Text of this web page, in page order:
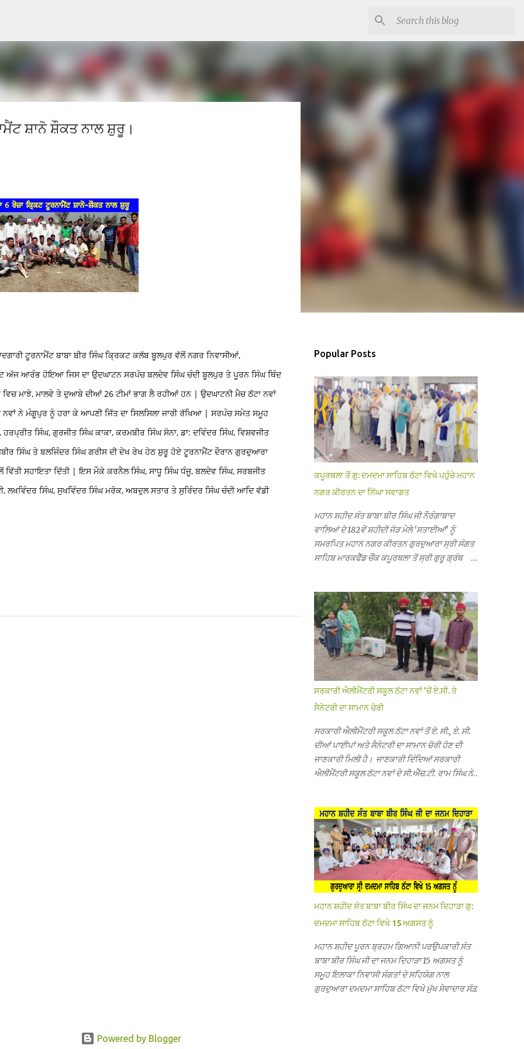
ਸ਼ਾਨੋ ਸ਼ੌਕਤ ਨਾਲ ਸ਼ੁਰੂ।
ਟੂਰਨਾਮੈਂਟ ਬਾਬਾ ਬੀਰ ਸਿੰਘ ਕ੍ਰਿਕਟ ਕਲੱਬ ਬੂਲਪੁਰ ਵੱਲੋਂ ਨਗਰ ਨਿਵਾਸੀਆਂ,
ਅੱਜ ਆਰੰਭ ਹੋਇਆ ਜਿਸ ਦਾ ਉਦਘਾਟਨ ਸਰਪੰਚ ਬਲਦੇਵ ਸਿੰਘ ਚੰਦੀ ਬੂਲਪੁਰ ਤੇ ਪੂਰਨ ਸਿੰਘ ਥਿੰਦ
ਮਾਝੇ, ਮਾਲਵੇ ਤੇ ਦੁਆਬੇ ਦੀਆਂ 26 ਟੀਮਾਂ ਭਾਗ ਲੈ ਰਹੀਆਂ ਹਨ | ਉਦਘਾਟਨੀ ਮੈਚ ਠੱਟਾ ਨਵਾਂ
ਨੇ ਮੰਗੂਪੁਰ ਨੂੰ ਹਰਾ ਕੇ ਆਪਣੀ ਜਿੱਤ ਦਾ ਸਿਲਸਿਲਾ ਜਾਰੀ ਰੱਖਿਆ | ਸਰਪੰਚ ਸਮੇਤ ਸਮੂਹ
ਸਿੰਘ, ਗੁਰਜੀਤ ਸਿੰਘ ਕਾਕਾ, ਕਰਮਬੀਰ ਸਿੰਘ ਸੋਨਾ, ਡਾ: ਦਵਿੰਦਰ ਸਿੰਘ, ਵਿਸ਼ਵਜੀਤ
ਸਿੰਘ ਤੇ ਬਲਜਿੰਦਰ ਸਿੰਘ ਗਰੀਸ ਦੀ ਦੇਖ ਰੇਖ ਹੇਠ ਸ਼ੁਰੂ ਹੋਏ ਟੂਰਨਾਮੈਂਟ ਦੌਰਾਨ ਗੁਰਦੁਆਰਾ
ਸਹਾਇਤਾ ਦਿੱਤੀ | ਇਸ ਮੌਕੇ ਕਰਨੈਲ ਸਿੰਘ, ਸਾਧੂ ਸਿੰਘ ਧੰਜੂ, ਬਲਦੇਵ ਸਿੰਘ, ਸਰਬਜੀਤ
ਸਿੰਘ, ਸੁਖਵਿੰਦਰ ਸਿੰਘ ਮਰੋਕ, ਅਬਦੁਲ ਸਤਾਰ ਤੇ ਸੁਰਿੰਦਰ ਸਿੰਘ ਚੰਦੀ ਆਦਿ ਵੱਡੀ
Popular Posts
ਕਪੂਰਥਲਾ ਤੋਂ ਗੁ: ਦਮਦਮਾ ਸਾਹਿਬ ਠੱਟਾ ਵਿਖੇ ਪਹੁੰਚੇ ਮਹਾਨ
ਨਗਰ ਕੀਰਤਨ ਦਾ ਨਿੱਘਾ ਸਵਾਗਤ
ਮਹਾਨ ਸ਼ਹੀਦ ਸੰਤ ਬਾਬਾ ਬੀਰ ਸਿੰਘ ਜੀ ਨੌਰੰਗਾਬਾਦ
ਵਾਲਿਆਂ ਦੇ 182ਵੇਂ ਸ਼ਹੀਦੀ ਜੋੜ ਮੇਲੇ 'ਸਤਾਈਆਂ' ਨੂੰ
ਸਮਰਪਿਤ ਮਹਾਨ ਨਗਰ ਕੀਰਤਨ ਗੁਰਦੁਆਰਾ ਸ੍ਰੀ ਸੰਗਤ
ਸਾਹਿਬ ਮਾਰਕਫੈੱਡ ਚੌਂਕ ਕਪੂਰਥਲਾ ਤੋਂ ਸ੍ਰੀ ਗੁਰੂ ਗ੍ਰੰਥ
ਭਗਤਪੁਰ, ਭਗਵਾਨਪੁਰ, ਝੁੱਗੀਆਂ ਗੁਲਾਮ, ਮਜਾਦਪੁਰ,
ਕੁੱਲੀਆਂ, ਰੱਤਾ ਨੌ ਅਬਾਦ, ਕੋਲੀਆਂਵਾਲ, ਅੱਡਾ ਸਾਬੂਵਾਲ,
ਦਰੀਏਵਾਲ, ਟੋਡਰਵਾਲ, ਨਵਾਂ ਠੱਟਾ, ਪੁਰਾਣਾ ਠੱਟਾ ਤੋਂ ਹੁੰਦਾ
ਹੋਇਆ ਗੁਰਦੁਆਰਾ ਸ੍ਰੀ ਦਮਦਮਾ ਸਾਹਿਬ ਠੱਟਾ ਵਿਖੇ
ਪਹੁੰਚਿਆ। ਨਗਰ ਕੀਰਤਨ ਦੇ ਗੁਰਦੁਆਰਾ ਸ੍ਰੀ ਦਮਦਮਾ
ਸਾਹਿਬ ਠੱਟਾ ਵਿਖੇ ਪਹੁੰਚਣ ’ਤੇ ਮੁੱਖ ਸੇਵਾਦਾਰ ਸੰਤ ਬਾਬਾ
ਹਰਜੀਤ ਸਿੰਘ ਤੇ ਇਲਾਕੇ ਦੀਆਂ ਸੰਗਤਾਂ ਵੱਲੋਂ ਜੈਕਾਰਿਆਂ ਦੀ
ਗੂੰਜ ਵਿਚ ਨਿੱਘਾ ਸਵਾਗਤ ਕੀਤਾ ਗਿਆ। ਗੁਰਦੁਆਰਾ ਸ੍ਰੀ
ਦਮਦਮਾ ਸਾਹਿਬ ਠੱਟਾ ਵਿਖੇ ਨਗਰ ਕੀਰਤਨ ਦੇ ਸਮਾਪਤੀ ਦੀ
ਅਰਦਾਸ ਹੋਈ। ਇਸ ਮੌਕੇ ਪੰਜ ਪਿਆਰੇ ਸਾਹਿਬਾਨ ਤੇ ਨਗਰ
ਕੀਰਤਨ ਦੇ ਪ੍ਰਬੰਧਕਾਂ ਦਾ ਗੁਰਦੁਆਰਾ ਦਮਦਮਾ ਸਾਹਿਬ
ਠੱਟਾ ਦੇ ਮੁੱਖ ਸੇਵਾਦਾਰ ਸੰਤ ਬਾਬਾ ਹਰਜੀਤ ਸਿੰਘ ਵੱਲੋਂ
ਸਿਰੋਪਾਓ ਦੇ ਕੇ ਵਿਸ਼ੇਸ਼ ਤੌਰ ’ਤੇ ਸਨਮਾਨ ਕੀਤਾ ਗਿਆ।
ਨਿੱਘਾ ਸਵਾਗਤ ਕੀਤਾ ਗਿਆ ਤੇ ਨਗਰ ਕੀਰਤਨ ਦੀਆਂ ਸ...
ਸਰਕਾਰੀ ਐਲੀਮੈਂਟਰੀ ਸਕੂਲ ਠੱਟਾ ਨਵਾਂ ’ਚੋਂ ਏ.ਸੀ. ਤੇ
ਸੈਨੇਟਰੀ ਦਾ ਸਾਮਾਨ ਚੋਰੀ
ਸਰਕਾਰੀ ਐਲੀਮੈਂਟਰੀ ਸਕੂਲ ਠੱਟਾ ਨਵਾਂ ਤੋਂ ਏ. ਸੀ., ਏ. ਸੀ.
ਦੀਆਂ ਪਾਈਪਾਂ ਅਤੇ ਸੈਨੇਟਰੀ ਦਾ ਸਾਮਾਨ ਚੋਰੀ ਹੋਣ ਦੀ
ਜਾਣਕਾਰੀ ਮਿਲੀ ਹੈ। ਜਾਣਕਾਰੀ ਦਿੰਦਿਆਂ ਸਰਕਾਰੀ
ਐਲੀਮੈਂਟਰੀ ਸਕੂਲ ਠੱਟਾ ਨਵਾਂ ਦੇ ਸੀ.ਐੱਚ.ਟੀ. ਰਾਮ ਸਿੰਘ ਨੇ
ਹੋਣ ਤੇ ਜਦੋਂ ਉਨ੍ਹਾਂ ਨੂੰ ਸ਼ੱਕ ਪਿਆ ਤਾਂ ਕਮਰਿਆਂ ਦੀਆਂ ਛੱਤਾਂ
’ਤੇ ਜਾ ਕੇ ਦੇਖਿਆ। ਉੱਥੇ ਇੱਕ ਏ.ਸੀ.ਦਾ ਆਊਟ ਡੋਰ ਯੂਨਿਟ
ਗ਼ਾਇਬ ਸੀ ਅਤੇ ਦੂਜੇ ਦੋਵਾਂ ਏ. ਸੀਜ਼ ਦੀਆਂ ਪਾਈਪਾਂ ਚੋਰੀ
ਕੀਤੀਆਂ ਹੋਈਆਂ ਸਨ। ਉਨ੍ਹਾਂ ਦੱਸਿਆ ਕਿ ਉਹ ਛੁੱਟੀਆਂ
ਦੌਰਾਨ ਵੀ ਸਕੂਲ ਗੇੜਾ ਮਾਰਦੇ ਸਨ ਅਤੇ 20 ਜੂਨ ਤੱਕ ਸਭ
ਠੀਕ ਸੀ। ਚੋਰੀ ਦੀ ਘਟਨਾ 20 ਤੋਂ 30 ਜੂਨ ਵਿਚਕਾਰ ਹੋਈ
ਜਾਪਦੀ ਹੈ। ਇਸ ਮੌਕੇ ਸਕੂਲ ਸਟਾਫ ਮੈਂਬਰਾਂ ਅੰਜੂ ਬਾਲਾ,
ਟੋਡਰਵਾਲ ਨੇ ਦੱਸਿਆ ਕਿ ਸਕੂਲ ਵਿੱਚ ਪਿਛਲੇ ਸਾਲ ਤਿੰਨ ਏ.
ਸੀ. ਲਾਉਣ ਦੀ ਸੇਵਾ ਸੀ.ਐੱਚ.ਟੀ. ਰਾਮ ਸਿੰਘ ਵੱਲੋਂ ਕੀਤੀ ਗਈ
ਸੀ ਜਿਸ ਦੀ ਮਾਪਿਆਂ ਨੇ ਖੂਬ ਪ੍ਰਸੰਸਾ ਕੀਤੀ ਸੀ। ਉਨ੍ਹਾਂ
ਦੱਸਿਆ ਕਿ ਏਸੀ ਚੋਰੀ ਹੋਣ ਨਾਲ ਬੱਚਿਆਂ ਦੇ ਮਾਪਿਆਂ ਵਿੱਚ
ਭਾਰੀ ਰੋਸ ਹੈ ਅਤੇ ਉਨ੍ਹਾਂ ਨੇ ਪੁਲਿਸ ਪ੍ਰਸ਼ਾਸਨ ਤੋਂ ਤਰੁੰਤ
ਮਹਾਨ ਸ਼ਹੀਦ ਸੰਤ ਬਾਬਾ ਬੀਰ ਸਿੰਘ ਦਾ ਜਨਮ ਦਿਹਾੜਾ ਗੁ:
ਦਮਦਮਾ ਸਾਹਿਬ ਠੱਟਾ ਵਿਖੇ 15 ਅਗਸਤ ਨੂੰ
ਮਹਾਨ ਸ਼ਹੀਦ ਪੂਰਨ ਬ੍ਰਹਮ ਗਿਆਨੀ ਪਰਉਪਕਾਰੀ ਸੰਤ
ਬਾਬਾ ਬੀਰ ਸਿੰਘ ਜੀ ਦਾ ਜਨਮ ਦਿਹਾੜਾ 15 ਅਗਸਤ ਨੂੰ
ਸਮੂਹ ਇਲਾਕਾ ਨਿਵਾਸੀ ਸੰਗਤਾਂ ਦੇ ਸਹਿਯੋਗ ਨਾਲ
ਗੁਰਦੁਆਰਾ ਦਮਦਮਾ ਸਾਹਿਬ ਠੱਟਾ ਵਿਖੇ ਮੁੱਖ ਸੇਵਾਦਾਰ ਸੰਤ
Powered by Blogger